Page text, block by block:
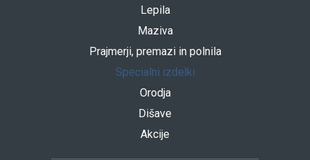
Lepila
Maziva
Prajmerji, premazi in polnila
Specialni izdelki
Orodja
Dišave
Akcije